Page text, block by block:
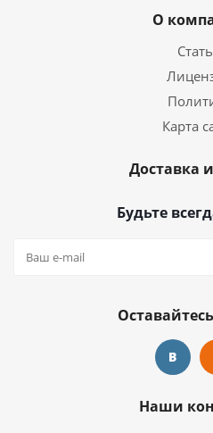
О
Карта
Доставка
Будьте
Наши